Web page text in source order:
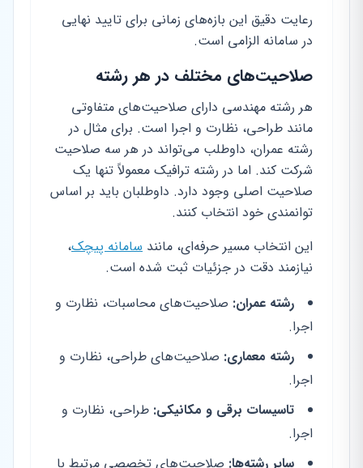
رعایت دقیق این بازه‌های زمانی برای تایید نهایی
در سامانه الزامی است.
صلاحیت‌های مختلف در هر رشته
هر رشته مهندسی دارای صلاحیت‌های متفاوتی
مانند طراحی، نظارت و اجرا است. برای مثال در
رشته عمران، داوطلب می‌تواند در هر سه صلاحیت
شرکت کند. اما در رشته ترافیک معمولاً تنها یک
صلاحیت اصلی وجود دارد. داوطلبان باید بر اساس
توانمندی خود انتخاب کنند.
این انتخاب مسیر حرفه‌ای، مانند سامانه پیچک،
نیازمند دقت در جزئیات ثبت شده است.
رشته عمران: صلاحیت‌های محاسبات، نظارت و
اجرا.
رشته معماری: صلاحیت‌های طراحی، نظارت و
اجرا.
تاسیسات برقی و مکانیکی: طراحی، نظارت و
اجرا.
سایر رشته‌ها: صلاحیت‌های تخصصی مرتبط با